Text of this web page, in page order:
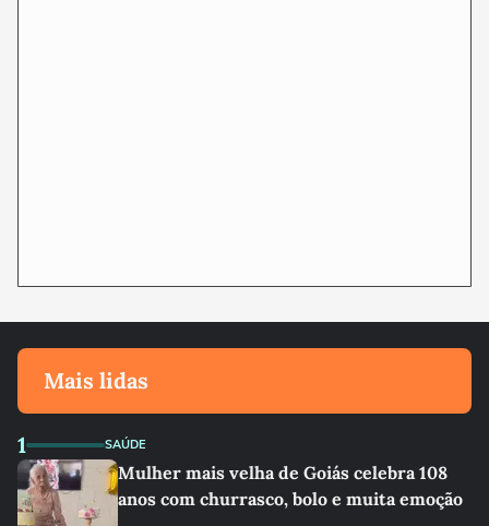
Mais lidas
1 SAÚDE
Mulher mais velha de Goiás celebra 108
anos com churrasco, bolo e muita emoção